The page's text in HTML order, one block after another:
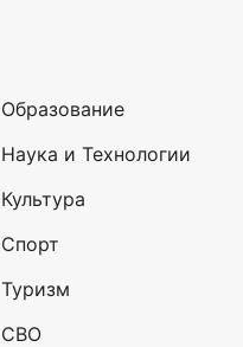
Образование
Наука и Технологии
Культура
Спорт
Туризм
СВО